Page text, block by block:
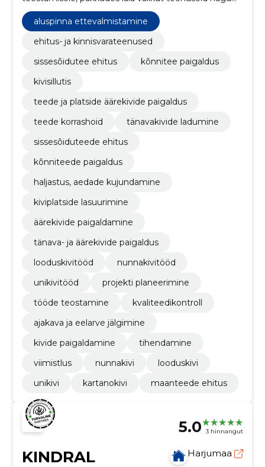
tänava- ja äärekivide paigaldus ning erinevate
kivitoodete kasutamine.
aluspinna ettevalmistamine
ehitus- ja kinnisvarateenused
sissesõidutee ehitus
kõnnitee paigaldus
kivisillutis
teede ja platside äärekivide paigaldus
teede korrashoid
tänavakivide ladumine
sissesõiduteede ehitus
kõnniteede paigaldus
haljastus, aedade kujundamine
kiviplatside lasuurimine
äärekivide paigaldamine
tänava- ja äärekivide paigaldus
looduskivitööd
nunnakivitööd
unikivitööd
projekti planeerimine
tööde teostamine
kvaliteedikontroll
ajakava ja eelarve jälgimine
kivide paigaldamine
tihendamine
viimistlus
nunnakivi
looduskivi
unikivi
kartanokivi maanteede ehitus
5.0 3 hinnangut
KINDRAL
Harjumaa